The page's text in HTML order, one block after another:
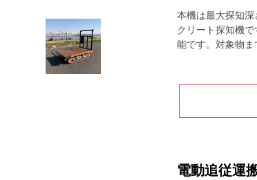
本機は最大探知
クリート探知機
能です。対象物ま
電動追従運